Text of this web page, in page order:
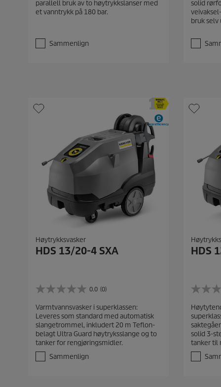
v
5
e
parallell bruk av to høytrykkslanser med
et vanntrykk på 180 bar.
Sammenlign
v
5
s
e
solid
bruk
Høytrykksvasker
HDS 13/20-4 SXA
0.0 (0)
0
0
a
v
5
s
j
Varmtvannsvasker i superklassen:
Leveres som standard med automatisk
slangetrommel, inkludert 20 m Teflon-
belagt Ultra Guard høytryksslange og to
tanker for rengjøringsmidler.
Sammenlign
HDS
0
0
a
v
5
s
j
solid 3-
tanker til